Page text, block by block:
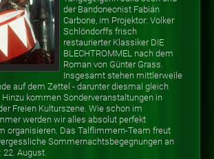
der Bandoneonist Fabián
Carbone, im Projektor: Volker
Schlöndorffs frisch
restaurierter Klassiker DIE
BLECHTROMMEL nach dem
Roman von Günter Grass.
Insgesamt stehen mittlerweile
auf dem Zettel - darunter diesmal gleich
kommen Sonderveranstaltungen in
Freien Kulturszene. Wie schon im
werden wir alles absolut perfekt
organisieren. Das Talflimmern-Team freut
Sommernachtsbegegnungen an
22. August.